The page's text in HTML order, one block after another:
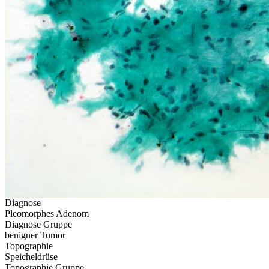
Diagnose
Pleomorphes Adenom
Diagnose Gruppe
benigner Tumor
Topographie
Speicheldrüse